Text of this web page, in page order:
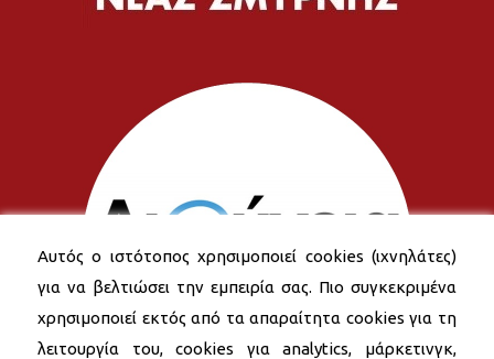
Αυτός ο ιστότοπος χρησιμοποιεί cookies (ιχνηλάτες)
για να βελτιώσει την εμπειρία σας. Πιο συγκεκριμένα
χρησιμοποιεί εκτός από τα απαραίτητα cookies για τη
λειτουργία του, cookies για analytics, μάρκετινγκ,